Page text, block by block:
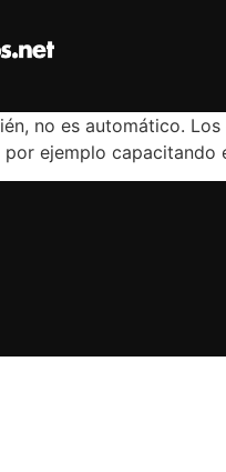
no es automático.
ejemplo capacitando